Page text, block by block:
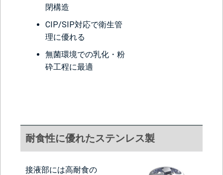
閉構造
CIP/SIP対応で衛生管
理に優れる
無菌環境での乳化・粉
砕工程に最適
耐食性に優れたステンレス製
接液部には高耐食の